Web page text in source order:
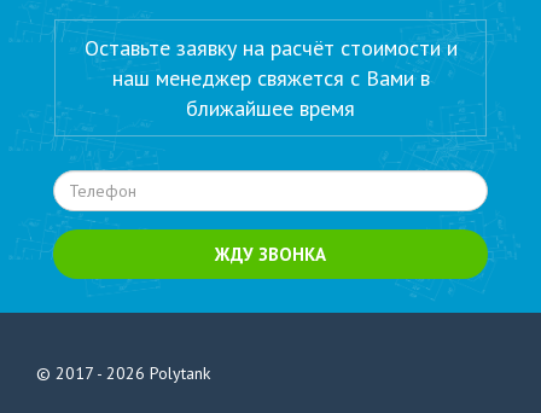
Оставьте заявку на расчёт стоимости и
наш менеджер свяжется с Вами в
ближайшее время
ЖДУ ЗВОНКА
© 2017 - 2026 Polytank